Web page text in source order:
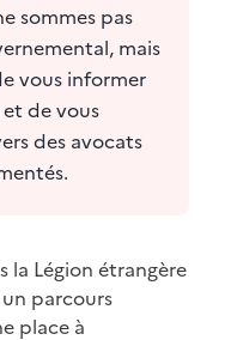
sommes pas
mais
vous informer
de vous
des avocats
la Légion étrangère
parcours
place à